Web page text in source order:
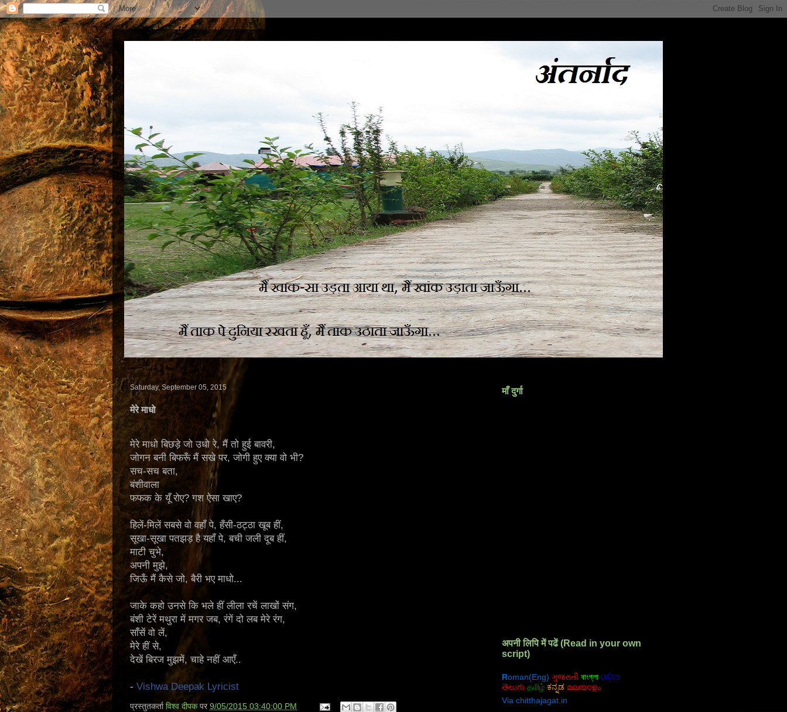
Saturday, September 05, 2015
मेरे माधो
मेरे माधो बिछड़े जो उधो रे, मैं तो हुई बावरी,
जोगन बनी बिफरूँ मैं सखे पर, जोगी हुए क्या वो भी?
सच-सच बता,
बंशीवाला
फफक के यूँ रोए? गश ऐसा खाए?
हिलें-मिलें सबसे वो वहाँ पे, हँसी-ठट्ठा खूब हीं,
सूखा-सूखा पतझड़ है यहाँ पे, बची जली दूब हीं,
माटी चुभे,
अपनी मुझे,
जिऊँ मैं कैसे जो, बैरी भए माधो...
जाके कहो उनसे कि भले हीं लीला रचें लाखों संग,
बंशी टेरें मथुरा में मगर जब, रंगें दो लब मेरे रंग,
साँसें वो लें,
मेरे हीं से,
देखें बिरज मुझमें, चाहे नहीं आएँ..
- Vishwa Deepak Lyricist
प्रस्तुतकर्ताविश्व दीपकपर9/05/2015 03:40:00 PM
माँ दुर्गा
अपनी लिपि में पढें (Read in your own
script)
Roman(Eng) ગુજરાતી বাংগ্লা ଓଡ଼ିଆ
తెలుగు தமிழ் ಕನ್ನಡ മലയാളം
Via chitthajagat.in